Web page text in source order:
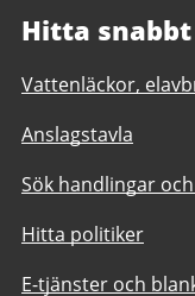
Hitta snabbt
Vattenläckor,
Anslagstavla
Sök handlingar
Hitta politiker
E-tjänster och